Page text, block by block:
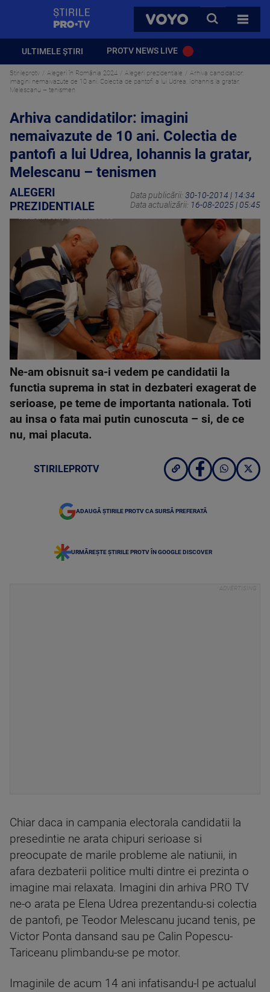
VOYO
CAUTA
TOATE
ULTIMELE ȘTIRI PROTV NEWS LIVE
Stirileprotv Alegeri în România 2024 Alegeri prezidentiale
Arhiva candidatilor:
imagini nemaivazute de 10 ani. Colectia de pantofi a lui Udrea, Iohannis la gratar,
Melescanu – tenismen
Arhiva candidatilor: imagini
nemaivazute de 10 ani. Colectia de
pantofi a lui Udrea, Iohannis la gratar,
Melescanu – tenismen
ALEGERI
PREZIDENTIALE
Data publicării: 30-10-2014 | 14:34
Data actualizării: 16-08-2025 | 05:45
Ne-am obisnuit sa-i vedem pe candidatii la
functia suprema in stat in dezbateri exagerat de
serioase, pe teme de importanta nationala. Toti
au insa o fata mai putin cunoscuta – si, de ce
nu, mai placuta.
STIRILEPROTV
ADAUGĂ ȘTIRILE PROTV CA SURSĂ PREFERATĂ
URMĂREȘTE ȘTIRILE PROTV ÎN GOOGLE DISCOVER
Chiar daca in campania electorala candidatii la
presedintie ne arata chipuri serioase si
preocupate de marile probleme ale natiunii, in
afara dezbaterii politice multi dintre ei prezinta o
imagine mai relaxata. Imagini din arhiva PRO TV
ne-o arata pe Elena Udrea prezentandu-si colectia
de pantofi, pe Teodor Melescanu jucand tenis, pe
Victor Ponta dansand sau pe Calin Popescu-
Tariceanu plimbandu-se pe motor.
Imaginile de acum 14 ani infatisandu-l pe actualul